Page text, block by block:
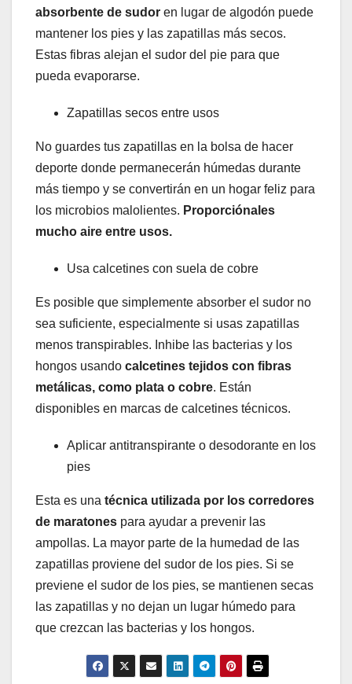
absorbente de sudor en lugar de algodón puede
mantener los pies y las zapatillas más secos.
Estas fibras alejan el sudor del pie para que
pueda evaporarse.
Zapatillas secos entre usos
No guardes tus zapatillas en la bolsa de hacer
deporte donde permanecerán húmedas durante
más tiempo y se convertirán en un hogar feliz para
los microbios malolientes. Proporciónales
mucho aire entre usos.
Usa calcetines con suela de cobre
Es posible que simplemente absorber el sudor no
sea suficiente, especialmente si usas zapatillas
menos transpirables. Inhibe las bacterias y los
hongos usando calcetines tejidos con fibras
metálicas, como plata o cobre. Están
disponibles en marcas de calcetines técnicos.
Aplicar antitranspirante o desodorante en los
pies
Esta es una técnica utilizada por los corredores
de maratones para ayudar a prevenir las
ampollas. La mayor parte de la humedad de las
zapatillas proviene del sudor de los pies. Si se
previene el sudor de los pies, se mantienen secas
las zapatillas y no dejan un lugar húmedo para
que crezcan las bacterias y los hongos.